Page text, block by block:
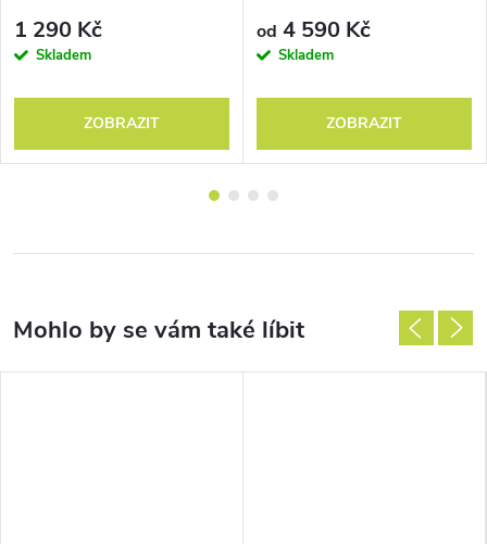
1 290 Kč
Skladem
ZOBRAZIT
od 4 590 Kč
Skladem
ZOBRAZIT